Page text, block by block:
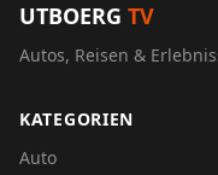
UTBOERG TV
Autos, Reisen &
KATEGORIEN
Auto